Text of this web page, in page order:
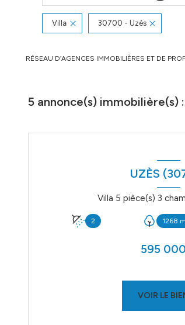
Du neuf En
Villa 30700 - Uzès
RÉSEAU D’AGENCES IMMOBILIÈRES ET DE
5 annonce(s) immobilière(s)
UZÈS
2 1268
595
VOIR LE